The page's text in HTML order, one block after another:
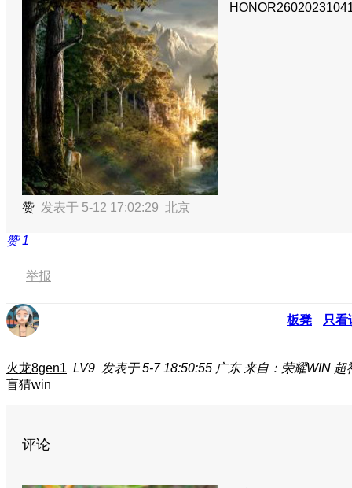
赞 发表于 5-12 17:02:29 北京
赞1
举报
板凳 只看
火龙8gen1 LV9 发表于 5-7 18:50:55 广东 来自：荣耀WIN 超
盲猜win
评论